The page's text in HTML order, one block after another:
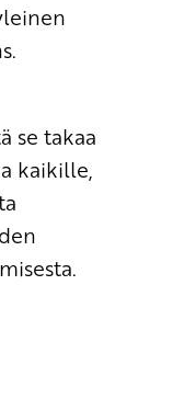
se takaa
kaikille,